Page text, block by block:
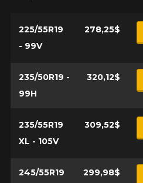
225/55R19
- 99V
278,25$
235/50R19 -
99H
320,12$
235/55R19
XL - 105V
309,52$
245/55R19
299,98$